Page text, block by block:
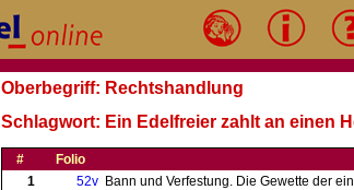
Oberbegriff: Rechtshandlung
Schlagwort: Ein Edelfreier zahlt an einen
# Folio
1
52v Bann und Verfestung. Die Gewette der